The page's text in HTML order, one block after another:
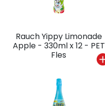
Rauch Yippy Limonade
Apple - 330ml x 12 - PET
Fles